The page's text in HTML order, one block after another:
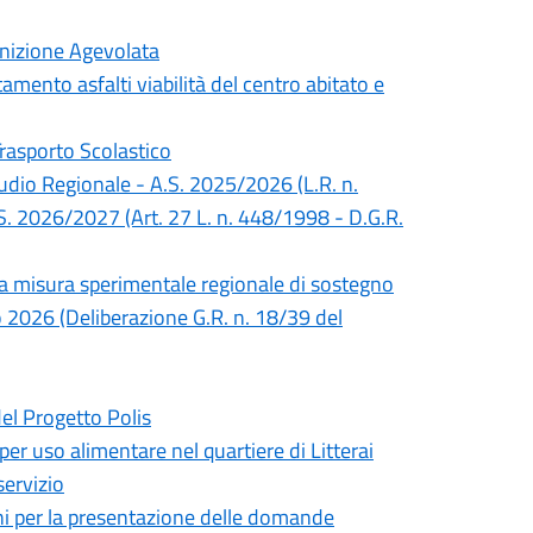
Agevolata
asfalti viabilità del centro abitato e
Scolastico
Regionale - A.S. 2025/2026 (L.R. n.
2026/2027 (Art. 27 L. n. 448/1998 - D.G.R.
misura sperimentale regionale di sostegno
(Deliberazione G.R. n. 18/39 del
Progetto Polis
uso alimentare nel quartiere di Litterai
la presentazione delle domande